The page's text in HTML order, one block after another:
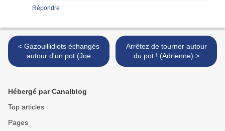
Répondre
< Gazouillidiots échangés
autour d'un pot (Joe
Krapov)
Arrêtez de tourner autour
du pot ! (Adrienne) >
Hébergé par Canalblog
Top articles
Pages